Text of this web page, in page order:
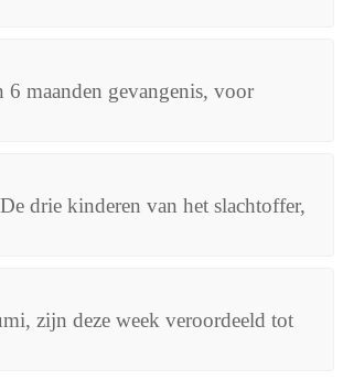
6 maanden gevangenis, voor
drie kinderen van het slachtoffer,
zijn deze week veroordeeld tot